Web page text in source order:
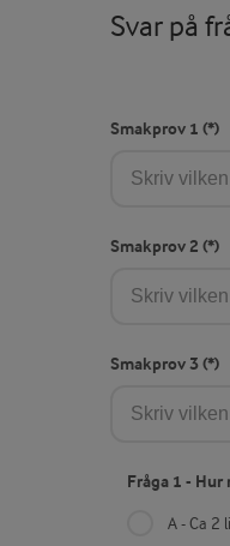
Svar på
Smakprov 1
Smakprov 2
Smakprov 3
Fråga 1 -
A - Ca 2